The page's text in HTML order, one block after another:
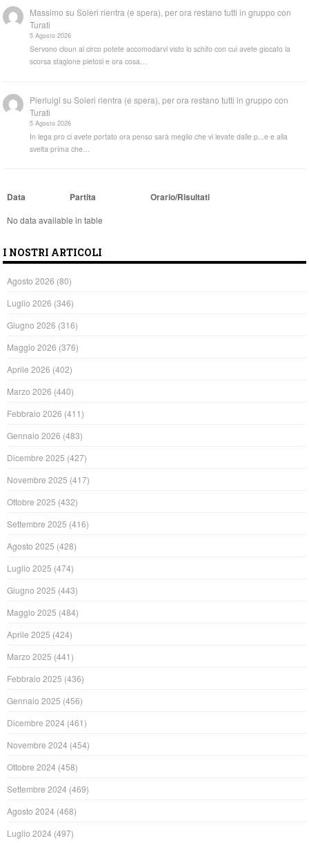
Massimo suSoleri rientra (e spera), per ora restano tutti in gruppo con
Turati
5 Agosto 2026
Servono cloun al circo potete accomodarvi visto lo schifo con cui avete giocato la
scorsa stagione pietosi e ora cosa…
Pierluigi suSoleri rientra (e spera), per ora restano tutti in gruppo con
Turati
5 Agosto 2026
In lega pro ci avete portato ora penso sarà meglio che vi levate dalle p...e e alla
svelta prima che…
Data Partita Orario/Risultati
No data available in table
I NOSTRI ARTICOLI
Agosto 2026 (80)
Luglio 2026 (346)
Giugno 2026 (316)
Maggio 2026 (376)
Aprile 2026 (402)
Marzo 2026 (440)
Febbraio 2026 (411)
Gennaio 2026 (483)
Dicembre 2025 (427)
Novembre 2025 (417)
Ottobre 2025 (432)
Settembre 2025 (416)
Agosto 2025 (428)
Luglio 2025 (474)
Giugno 2025 (443)
Maggio 2025 (484)
Aprile 2025 (424)
Marzo 2025 (441)
Febbraio 2025 (436)
Gennaio 2025 (456)
Dicembre 2024 (461)
Novembre 2024 (454)
Ottobre 2024 (458)
Settembre 2024 (469)
Agosto 2024 (468)
Luglio 2024 (497)